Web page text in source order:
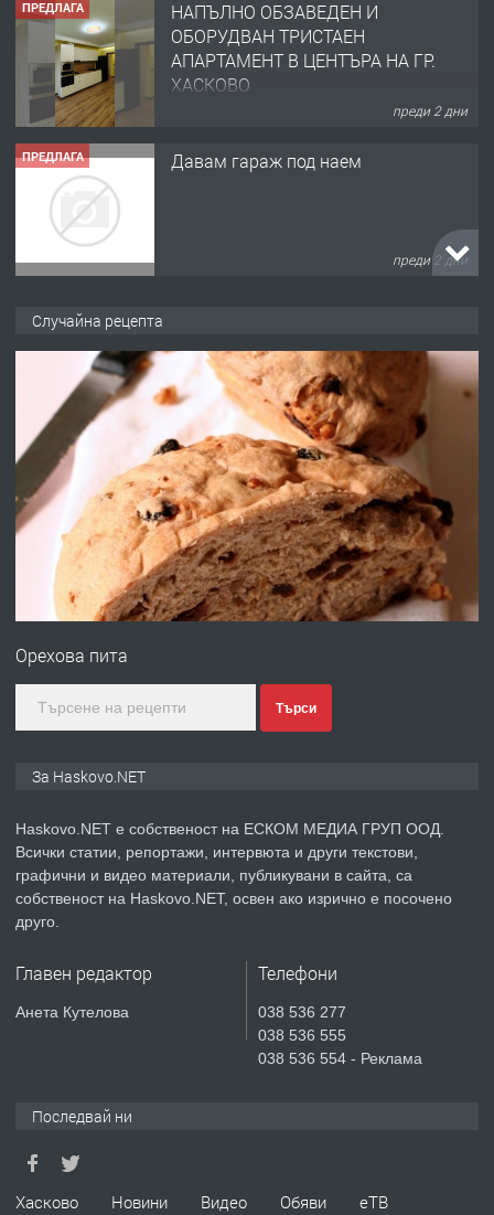
ПРЕДЛАГА Давам гараж под наем
преди 2 дни
ПРЕДЛАГА
№4120 Магазин/Офис под наем в кв.
преди 2 дни
КУБА
преди 3 дни
ПРЕДЛАГА
Продавам парцел в гр. Хасково кв.
Хисаря до ток, вода,канализация,
асфалт 0889 537 426
преди 3 дни
ПРЕДЛАГА СГЛОБЯВАНЕ НА МЕБЕЛИ.
преди 3 дни
ПРЕДЛАГА
Къртене на бетон! Събаряне на
Апартамент за продажба
Случайна рецепта
Орехова пита
Търси
За Haskovo.NET
Haskovo.NET е собственост на ЕСКОМ МЕДИА ГРУП ООД.
Всички статии, репортажи, интервюта и други текстови,
графични и видео материали, публикувани в сайта, са
собственост на Haskovo.NET, освен ако изрично е посочено
друго.
Главен редактор
Анета Кутелова
Телефони
038 536 277
038 536 555
038 536 554 - Реклама
Последвай ни
Хасково Новини Видео Обяви
еТВ